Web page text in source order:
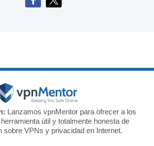
Lanzamos vpnMentor para ofrecer a los
útil y totalmente honesta de
sobre VPNs y privacidad en Internet.